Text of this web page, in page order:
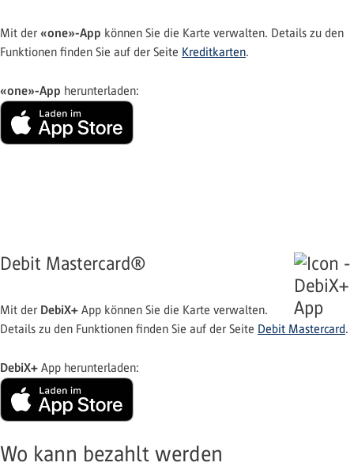
Mit der «one»-App können Sie die Karte verwalten. Details zu den
Funktionen finden Sie auf der Seite Kreditkarten.
«one»-App herunterladen:
Debit Mastercard®
Mit der DebiX+ App können Sie die Karte verwalten.
Details zu den Funktionen finden Sie auf der Seite Debit Mastercard.
DebiX+ App herunterladen:
Wo kann bezahlt werden